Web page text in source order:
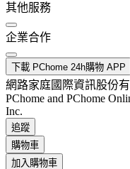
其他服務
企業合作
下載 PChome 24h購物 APP
網路家庭國際資訊股份
PChome and PChome
Inc.
追蹤
購物車
加入購物車